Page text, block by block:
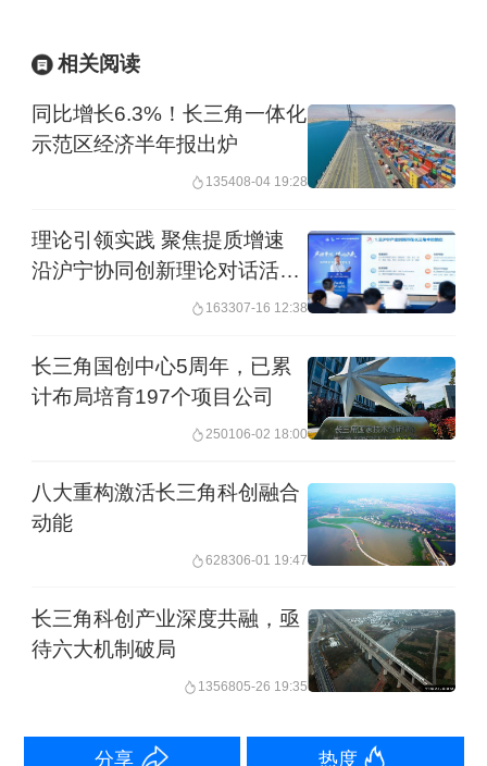
博会招展已取得实质性进展
当前，国际形势变乱交织、经贸秩序遭
受重创，不稳定性、不确定性增加，办
第八届进博会将于11月5日至10日在上海
成。已有超过50个国家和国际组织确认
参加国家展，其中瑞典、阿联酋等国将
担任主宾国，吉尔吉斯斯坦将首次参
展。本届进博会还将新增国内外友好城
市合作题材，打造特色联合展台，为中
外友城搭建全方位展示平台。
企业商业展招展工作也已取得实质性进
展。截至目前，签约展览面积超过33万
参展的八届“全勤生”，来自40个国家和地
相关阅读
同比增长6.3%！长三角一体化
示范区经济半年报出炉
135408-04 19:28
理论引领实践 聚焦提质增速
沿沪宁协同创新理论对话活动
163307-16 12:38
长三角国创中心5周年，已累
计布局培育197个项目公司
250106-02 18:00
八大重构激活长三角科创融合
动能
628306-01 19:47
长三角科创产业深度共融，亟
待六大机制破局
1356805-26 19:35
分享 热度